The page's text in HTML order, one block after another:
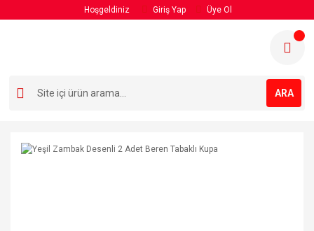
Hoşgeldiniz Giriş Yap Üye Ol
ARA